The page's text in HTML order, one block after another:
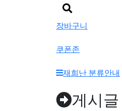
검
색
버
장바구니
쿠폰존
재희난 분류안내
게시